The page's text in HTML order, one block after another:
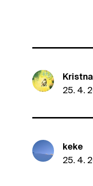
25. 4.
keke
25. 4.